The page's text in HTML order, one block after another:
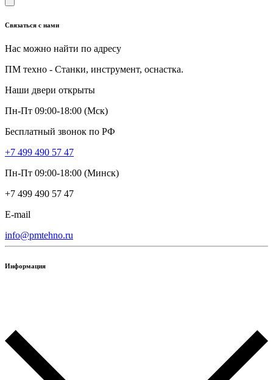
Связаться с нами
Нас можно найти по адресу
ПМ техно - Станки, инструмент, оснастка.
Наши двери открыты
Пн-Пт 09:00-18:00 (Мск)
Бесплатный звонок по РФ
+7 499 490 57 47
Пн-Пт 09:00-18:00 (Минск)
+7 499 490 57 47
E-mail
info@pmtehno.ru
Информация